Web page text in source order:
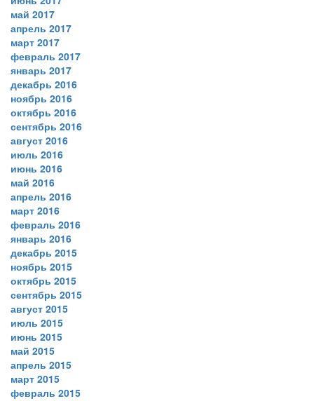
май 2017
апрель 2017
март 2017
февраль 2017
январь 2017
декабрь 2016
ноябрь 2016
октябрь 2016
сентябрь 2016
август 2016
июль 2016
июнь 2016
май 2016
апрель 2016
март 2016
февраль 2016
январь 2016
декабрь 2015
ноябрь 2015
октябрь 2015
сентябрь 2015
август 2015
июль 2015
июнь 2015
май 2015
апрель 2015
март 2015
февраль 2015